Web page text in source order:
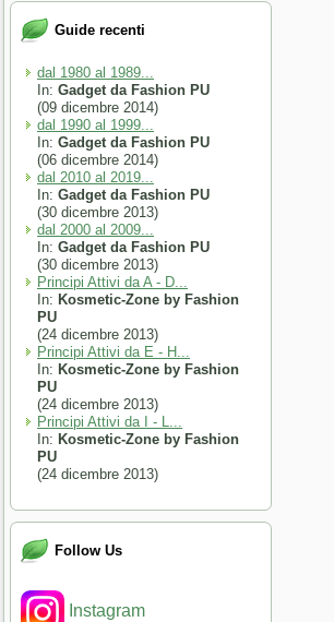
Guide recenti
dal 1980 al 1989...
In: Gadget da Fashion PU
(09 dicembre 2014)
dal 1990 al 1999...
In: Gadget da Fashion PU
(06 dicembre 2014)
dal 2010 al 2019...
In: Gadget da Fashion PU
(30 dicembre 2013)
dal 2000 al 2009...
In: Gadget da Fashion PU
(30 dicembre 2013)
Principi Attivi da A - D...
In: Kosmetic-Zone by Fashion
PU
(24 dicembre 2013)
Principi Attivi da E - H...
In: Kosmetic-Zone by Fashion
PU
(24 dicembre 2013)
Principi Attivi da I - L...
In: Kosmetic-Zone by Fashion
PU
(24 dicembre 2013)
Follow Us
Instagram